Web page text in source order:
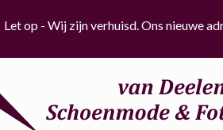
Let op - Wij zijn verhuisd. Ons nieuwe